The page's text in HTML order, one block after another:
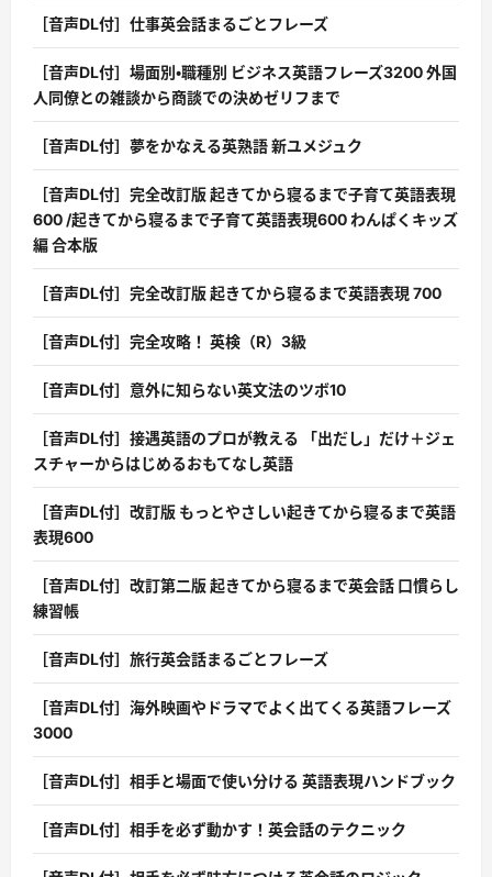
［音声DL付］仕事英会話まるごとフレーズ
［音声DL付］場面別・職種別 ビジネス英語フレーズ3200 外国
人同僚との雑談から商談での決めゼリフまで
［音声DL付］夢をかなえる英熟語 新ユメジュク
［音声DL付］完全改訂版 起きてから寝るまで子育て英語表現
600 /起きてから寝るまで子育て英語表現600 わんぱくキッズ
編 合本版
［音声DL付］完全改訂版 起きてから寝るまで英語表現 700
［音声DL付］完全攻略！ 英検（R）3級
［音声DL付］意外に知らない英文法のツボ10
［音声DL付］接遇英語のプロが教える 「出だし」だけ＋ジェ
スチャーからはじめるおもてなし英語
［音声DL付］改訂版 もっとやさしい起きてから寝るまで英語
表現600
［音声DL付］改訂第二版 起きてから寝るまで英会話 口慣らし
練習帳
［音声DL付］旅行英会話まるごとフレーズ
［音声DL付］海外映画やドラマでよく出てくる英語フレーズ
3000
［音声DL付］相手と場面で使い分ける 英語表現ハンドブック
［音声DL付］相手を必ず動かす！英会話のテクニック